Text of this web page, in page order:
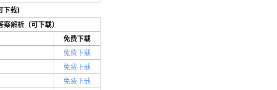
下载)
案解析（可下载）
免费下载
免费下载
免费下载
免费下载